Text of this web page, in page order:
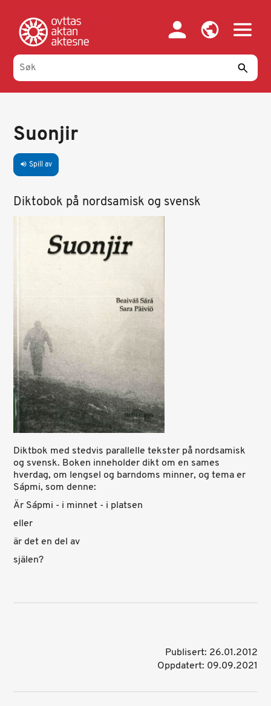
hovedinnhold
Suonjir
volume_up Spill av
Diktobok på nordsamisk og svensk
Diktbok med stedvis parallelle tekster på nordsamisk
og svensk. Boken inneholder dikt om en sames
hverdag, om lengsel og barndoms minner, og tema er
Sápmi, som denne:
Är Sápmi - i minnet - i platsen
eller
är det en del av
själen?
Publisert: 26.01.2012
Oppdatert: 09.09.2021